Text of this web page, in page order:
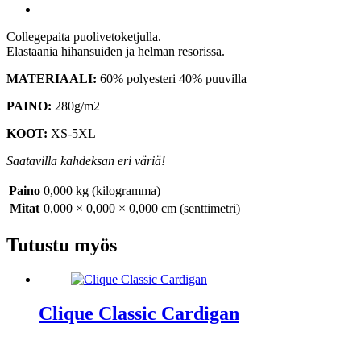
Collegepaita puolivetoketjulla.
Elastaania hihansuiden ja helman resorissa.
MATERIAALI: 60% polyesteri 40% puuvilla
PAINO: 280g/m2
KOOT: XS-5XL
Saatavilla kahdeksan eri väriä!
Paino 0,000 kg (kilogramma)
Mitat 0,000 × 0,000 × 0,000 cm (senttimetri)
Tutustu myös
Clique Classic Cardigan